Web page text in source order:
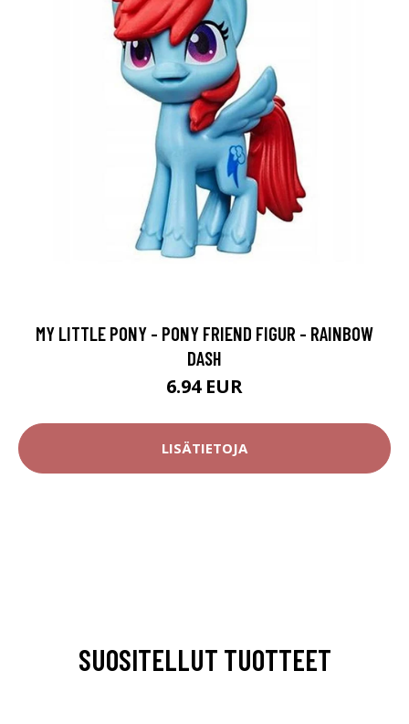
MY LITTLE PONY - PONY FRIEND FIGUR - RAINBOW
DASH
6.94 EUR
LISÄTIETOJA
SUOSITELLUT TUOTTEET